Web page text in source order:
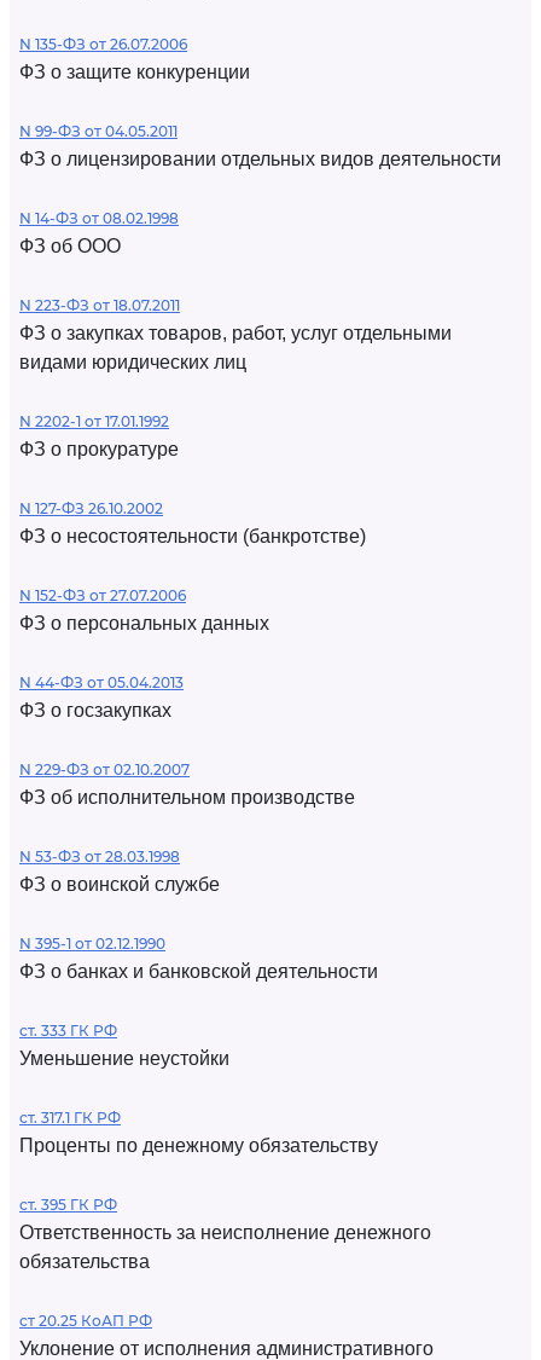
N 135-ФЗ от 26.07.2006
ФЗ о защите конкуренции
N 99-ФЗ от 04.05.2011
ФЗ о лицензировании отдельных видов деятельности
N 14-ФЗ от 08.02.1998
ФЗ об ООО
N 223-ФЗ от 18.07.2011
ФЗ о закупках товаров, работ, услуг отдельными
видами юридических лиц
N 2202-1 от 17.01.1992
ФЗ о прокуратуре
N 127-ФЗ 26.10.2002
ФЗ о несостоятельности (банкротстве)
N 152-ФЗ от 27.07.2006
ФЗ о персональных данных
N 44-ФЗ от 05.04.2013
ФЗ о госзакупках
N 229-ФЗ от 02.10.2007
ФЗ об исполнительном производстве
N 53-ФЗ от 28.03.1998
ФЗ о воинской службе
N 395-1 от 02.12.1990
ФЗ о банках и банковской деятельности
ст. 333 ГК РФ
Уменьшение неустойки
ст. 317.1 ГК РФ
Проценты по денежному обязательству
ст. 395 ГК РФ
Ответственность за неисполнение денежного
обязательства
ст 20.25 КоАП РФ
Уклонение от исполнения административного